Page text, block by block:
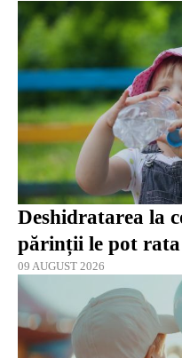
Deshidratarea la
părinții le pot rata
09 AUGUST 2026